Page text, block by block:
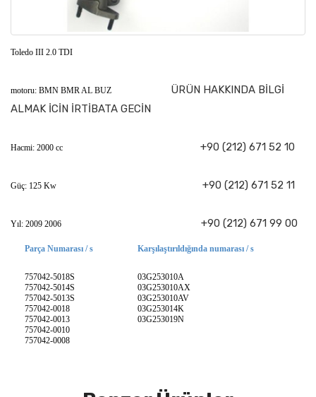
Toledo III 2.0 TDI
motoru: BMN BMR AL BUZ ÜRÜN HAKKINDA BİLGİ
ALMAK İCİN İRTİBATA GECİN
Hacmi: 2000 cc +90 (212) 671 52 10
Güç: 125 Kw +90 (212) 671 52 11
Yıl: 2009 2006 +90 (212) 671 99 00
Parça Numarası / s
757042-5018S
757042-5014S
757042-5013S
757042-0018
757042-0013
757042-0010
757042-0008
Karşılaştırıldığında numarası / s
03G253010A
03G253010AX
03G253010AV
03G253014K
03G253019N